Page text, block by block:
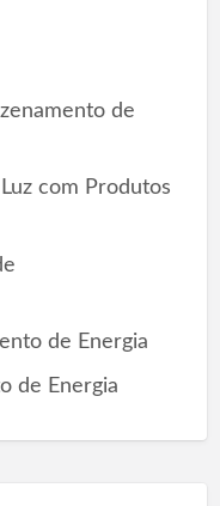
de
com Produtos
de Energia
de Energia